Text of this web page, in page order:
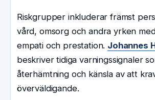
Riskgrupper inkluderar främst
vård, omsorg och andra yrken
empati och prestation. Johannes
beskriver tidiga varningssignaler
återhämtning och känsla av att
överväldigande.